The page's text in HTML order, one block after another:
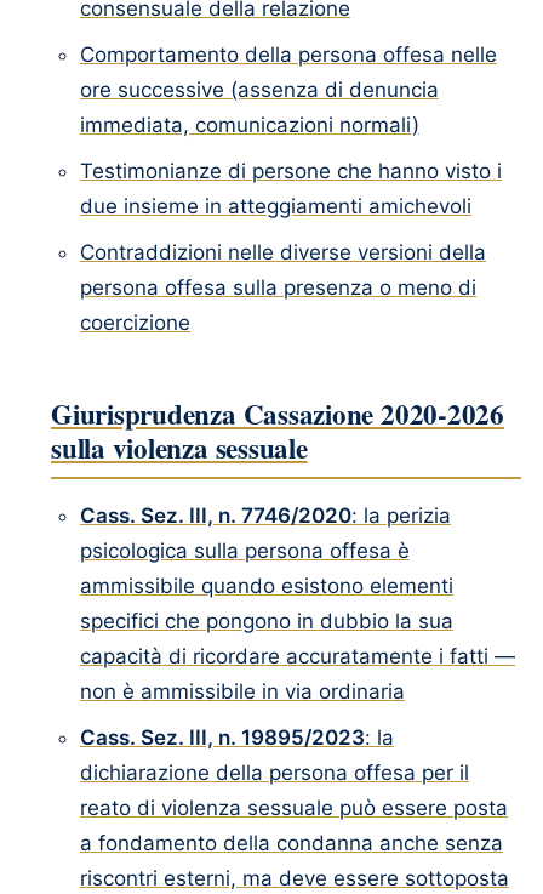
consensuale della relazione
Comportamento della persona offesa nelle
ore successive (assenza di denuncia
immediata, comunicazioni normali)
Testimonianze di persone che hanno visto i
due insieme in atteggiamenti amichevoli
Contraddizioni nelle diverse versioni della
persona offesa sulla presenza o meno di
coercizione
Giurisprudenza Cassazione 2020-2026
sulla violenza sessuale
Cass. Sez. III, n. 7746/2020: la perizia
psicologica sulla persona offesa è
ammissibile quando esistono elementi
specifici che pongono in dubbio la sua
capacità di ricordare accuratamente i fatti —
non è ammissibile in via ordinaria
Cass. Sez. III, n. 19895/2023: la
dichiarazione della persona offesa per il
reato di violenza sessuale può essere posta
a fondamento della condanna anche senza
riscontri esterni, ma deve essere sottoposta